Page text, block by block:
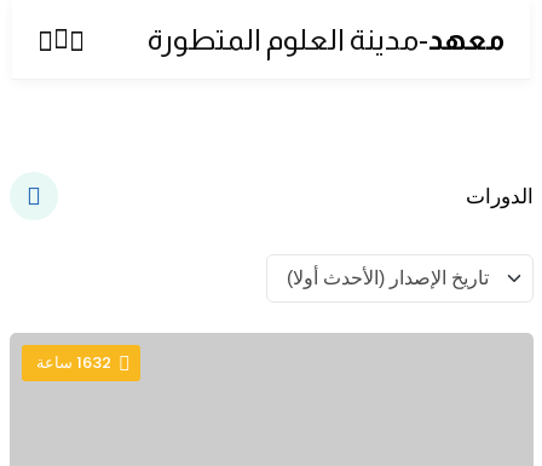
معهد-مدينة العلوم المتطورة
الدورات
1632 ساعة
Sign in
Sign up